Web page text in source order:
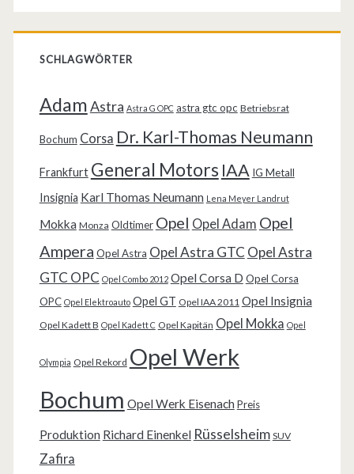
SCHLAGWÖRTER
AdamAstra Astra G OPC astra gtc opc Betriebsrat
Bochum Corsa Dr. Karl-Thomas Neumann
Frankfurt General Motors IAA IG Metall
Insignia Karl Thomas Neumann Lena Meyer Landrut
Mokka Monza Oldtimer Opel Opel Adam Opel
Ampera Opel Astra Opel Astra GTC Opel Astra
GTC OPC Opel Combo 2012 Opel Corsa D Opel Corsa
OPC Opel Elektroauto Opel GT Opel IAA 2011 Opel Insignia
Opel Kadett B Opel Kadett C Opel Kapitän Opel Mokka Opel
Olympia Opel Rekord Opel Werk
Bochum Opel Werk Eisenach Preis
Produktion Richard Einenkel Rüsselsheim SUV
Zafira